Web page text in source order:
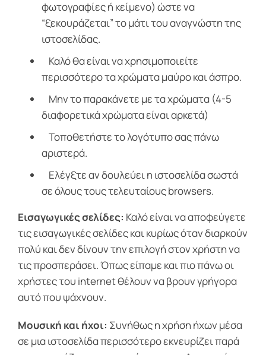
φωτογραφίες ή κείμενο) ώστε να
“ξεκουράζεται” το μάτι του αναγνώστη της
ιστοσελίδας.
Καλό θα είναι να χρησιμοποιείτε
περισσότερο τα χρώματα μαύρο και άσπρο.
Μην το παρακάνετε με τα χρώματα (4-5
διαφορετικά χρώματα είναι αρκετά)
Τοποθετήστε το λογότυπο σας πάνω
αριστερά.
Ελέγξτε αν δουλεύει η ιστοσελίδα σωστά
σε όλους τους τελευταίους browsers.
Εισαγωγικές σελίδες: Καλό είναι να αποφεύγετε
τις εισαγωγικές σελίδες και κυρίως όταν διαρκούν
πολύ και δεν δίνουν την επιλογή στον χρήστη να
τις προσπεράσει. Όπως είπαμε και πιο πάνω οι
χρήστες του internet θέλουν να βρουν γρήγορα
αυτό που ψάχνουν.
Μουσική και ήχοι: Συνήθως η χρήση ήχων μέσα
σε μια ιστοσελίδα περισσότερο εκνευρίζει παρά